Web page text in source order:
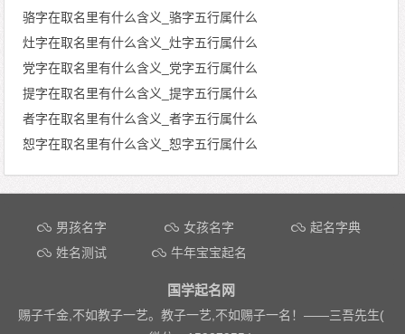
骆字在取名里有什么含义_骆字五行属什么
灶字在取名里有什么含义_灶字五行属什么
党字在取名里有什么含义_党字五行属什么
提字在取名里有什么含义_提字五行属什么
者字在取名里有什么含义_者字五行属什么
恕字在取名里有什么含义_恕字五行属什么
文章导航
男孩名字 女孩名字
起名字典
姓名测试
牛年宝宝起名
国学起名网
赐子千金,不如教子一艺。教子一艺,不如赐子一名！——三吾先生(